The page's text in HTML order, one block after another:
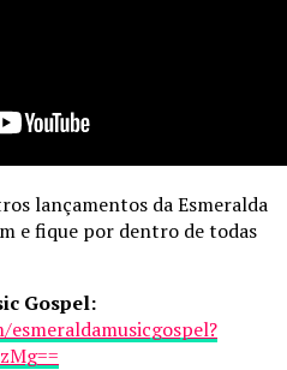
lançamentos da Esmeralda
e fique por dentro de todas
Gospel: